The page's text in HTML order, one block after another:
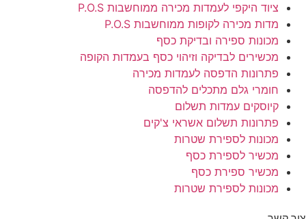
ציוד היקפי לעמדות מכירה ממוחשבות P.O.S
מדות מכירה לקופות ממוחשבות P.O.S
מכונות ספירה ובדיקת כסף
מכשירים לבדיקה וזיהוי כסף בעמדות הקופה
פתרונות הדפסה לעמדות מכירה
חומרי גלם מתכלים להדפסה
קיוסקים עמדות תשלום
פתרונות תשלום אשראי צ'קים
מכונות לספירת שטרות
מכשיר לספירת כסף
מכשיר ספירת כסף
מכונות לספירת שטרות